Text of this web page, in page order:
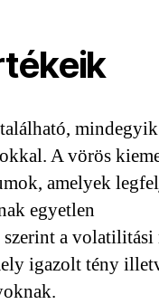
A vörös
amelyek
egyetlen
a volatilitási
igazolt tény